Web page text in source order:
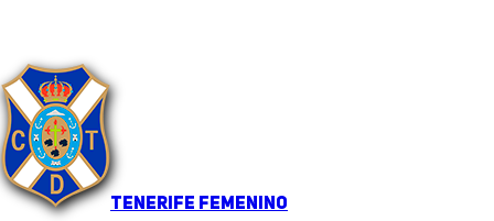
TENERIFE FEMENINO